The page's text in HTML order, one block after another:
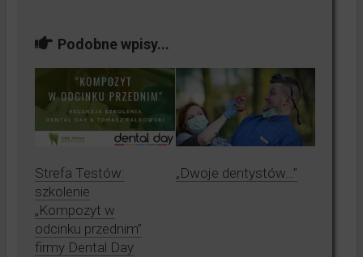
Podobne wpisy...
Strefa Testów:
szkolenie
„Kompozyt w
odcinku przednim”
firmy Dental Day
„Dwoje dentystów…”